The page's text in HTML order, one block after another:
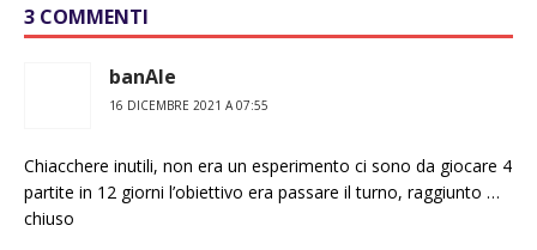
3 COMMENTI
banAle
16 DICEMBRE 2021 A 07:55
Chiacchere inutili, non era un esperimento ci sono da giocare 4
partite in 12 giorni l’obiettivo era passare il turno, raggiunto …
chiuso